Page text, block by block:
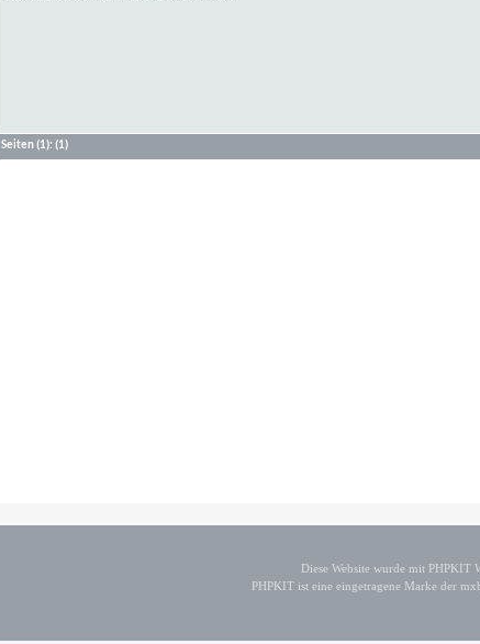
Seiten(1):(1)
Diese Website wurde mit PHPKIT
PHPKIT ist eine eingetragene Marke der